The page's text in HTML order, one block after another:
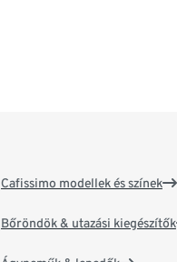
Cafissimo modellek és színek
Bőröndök & utazási kiegészítők